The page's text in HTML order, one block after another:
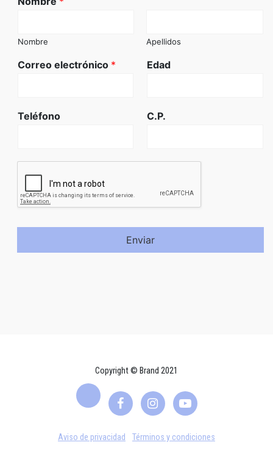
Nombre Apellidos
Correo electrónico * Edad
Teléfono C.P.
Enviar
Copyright © Brand 2021
Aviso de privacidad Términos y condiciones